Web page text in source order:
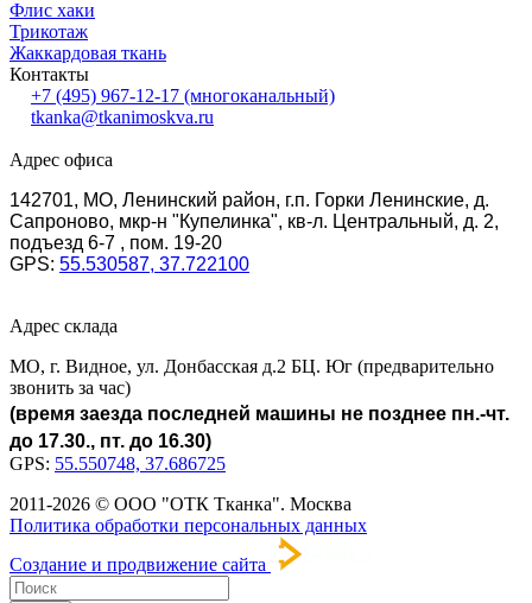
Флис хаки
Трикотаж
Жаккардовая ткань
Контакты
+7 (495) 967-12-17 (многоканальный)
tkanka@tkanimoskva.ru
Адрес офиса
142701, МО, Ленинский район, г.п. Горки Ленинские, д.
Сапроново, мкр-н "Купелинка", кв-л. Центральный, д. 2,
подъезд 6-7 , пом. 19-20
GPS: 55.530587, 37.722100
Адрес склада
МО, г. Видное, ул. Донбасская д.2 БЦ. Юг (предварительно
звонить за час)
(время заезда последней машины не позднее пн.-чт.
до 17.30., пт. до 16.30)
GPS: 55.550748, 37.686725
2011-2026 © ООО "ОТК Тканка". Москва
Политика обработки персональных данных
Создание и продвижение сайта